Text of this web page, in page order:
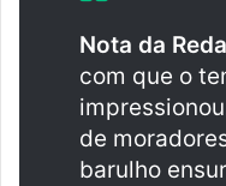
Nota da
com que o
de
barulho